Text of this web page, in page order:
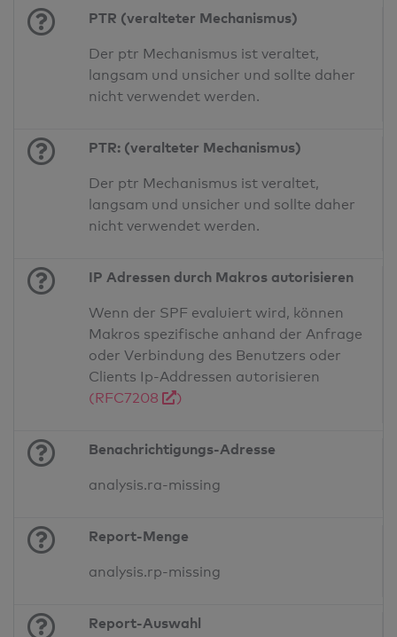
PTR (veralteter Mechanismus)
Der ptr Mechanismus ist veraltet,
langsam und unsicher und sollte daher
nicht verwendet werden.
PTR: (veralteter Mechanismus)
Der ptr Mechanismus ist veraltet,
langsam und unsicher und sollte daher
nicht verwendet werden.
IP Adressen durch Makros autorisieren
Wenn der SPF evaluiert wird, können
Makros spezifische anhand der Anfrage
oder Verbindung des Benutzers oder
Clients Ip-Addressen autorisieren
(RFC7208
)
Benachrichtigungs-Adresse
analysis.ra-missing
Report-Menge
analysis.rp-missing
Report-Auswahl